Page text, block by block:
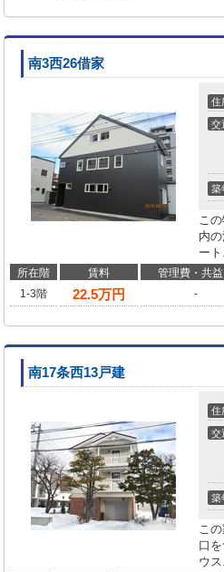
南3西26借家
住
交
築
こ
内
ー
所在階 賃料 管理費・共
1-3階
22.5万円 -
南17条西13戸建
住
交
築
こ
口
ウ